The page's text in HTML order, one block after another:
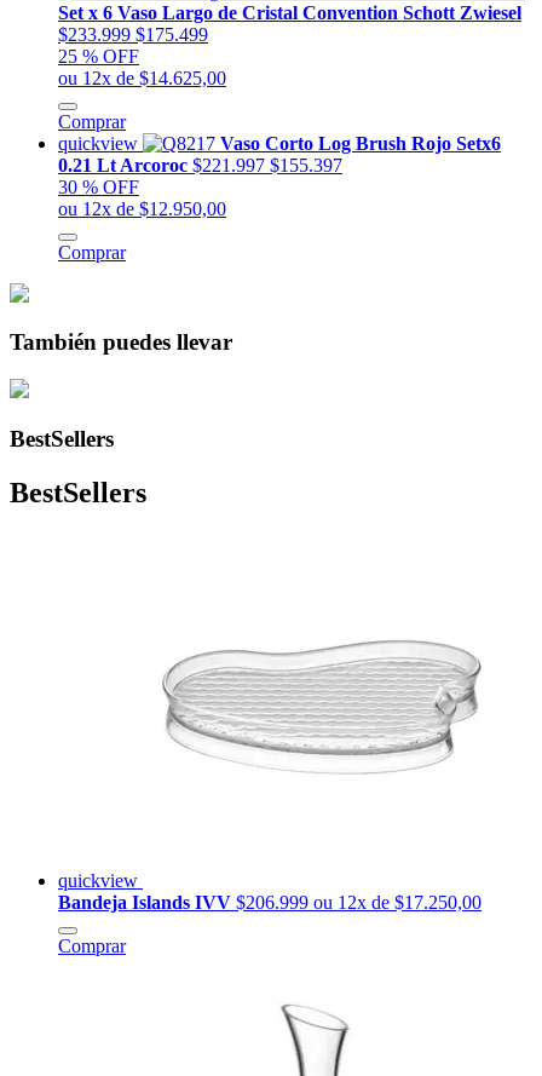
Set x 6 Vaso Largo de Cristal Convention Schott Zwiesel
$233.999 $175.499
25 % OFF
ou 12x de $14.625,00
Comprar
quickview
Vaso Corto Log Brush Rojo Setx6
0.21 Lt Arcoroc $221.997 $155.397
30 % OFF
ou 12x de $12.950,00
Comprar
También puedes llevar
BestSellers
BestSellers
quickview
Bandeja Islands IVV $206.999 ou 12x de $17.250,00
Comprar